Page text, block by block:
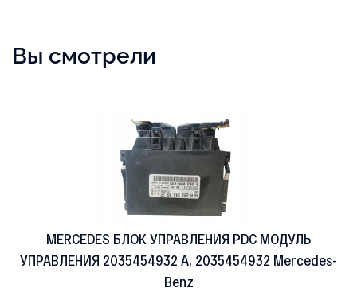
Вы смотрели
MERCEDES БЛОК УПРАВЛЕНИЯ PDC МОДУЛЬ
УПРАВЛЕНИЯ 2035454932 A, 2035454932 Mercedes-
Benz